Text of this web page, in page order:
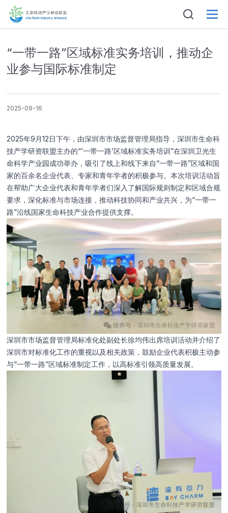
“一带一路”区域标准实务培训，推动企
业参与国际标准制定
2025-09-16
2025年9月12日下午，由深圳市市场监督管理局指导，深圳市生命科
技产学研资联盟主办的“‘一带一路’区域标准实务培训”在深圳卫光生
命科学产业园成功举办，吸引了线上和线下来自“一带一路”区域和国
家的百余名企业代表、专家和青年学者的积极参与。本次培训活动旨
在帮助广大企业代表和青年学者们深入了解国际规则制定和区域合规
要求，深化标准与市场连接，推动科技协同和产业共兴，为“一带一
路”沿线国家生命科技产业合作提供支撑。
深圳市市场监督管理局标准化处副处长徐均伟出席培训活动并介绍了
深圳市对标准化工作的重视以及相关政策，鼓励企业代表积极主动参
与“一带一路”区域标准制定工作，以高标准引领高质量发展。
姓名
电话
邮箱
单位机构